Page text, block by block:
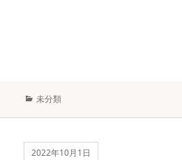
カ
ー
未分類
2022年10月1日